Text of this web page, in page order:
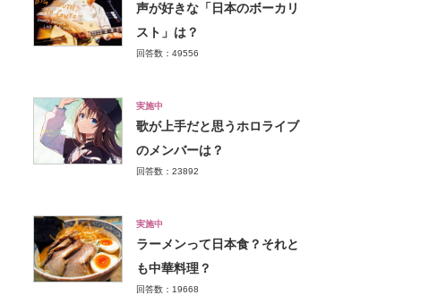
声が好きな「日本のボーカリ
スト」は？
回答数：49556
実施中
歌が上手だと思うホロライブ
のメンバーは？
回答数：23892
実施中
ラーメンって日本食？それと
も中華料理？
回答数：19668